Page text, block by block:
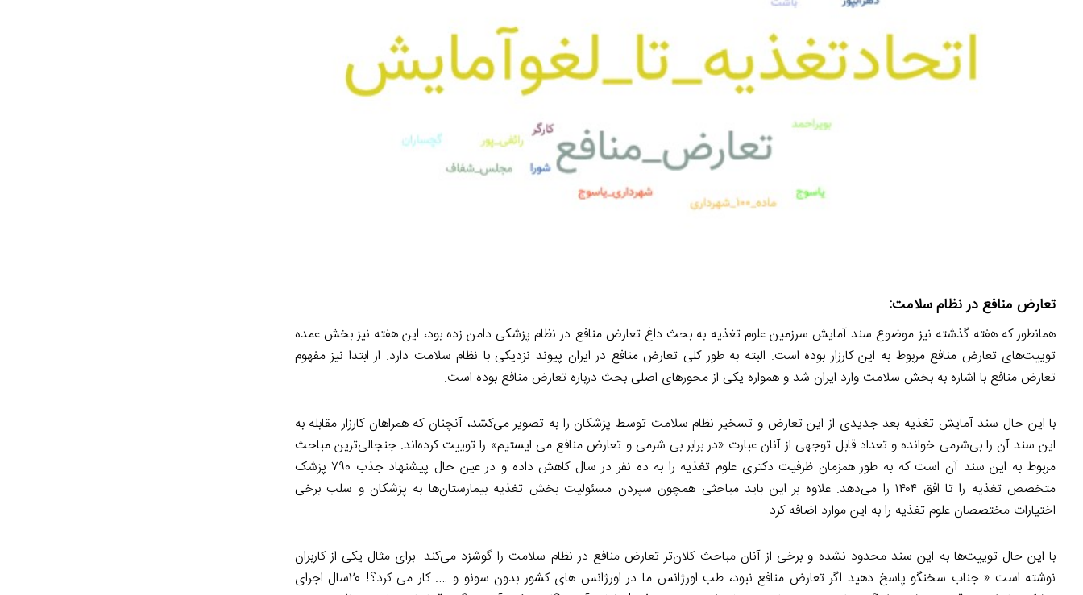
تعارض منافع در نظام سلامت:
همانطور که هفته گذشته نیز موضوع سند آمایش سرزمین علوم تغذیه به بحث داغ تعارض منافع در نظام پزشکی دامن زده بود، این هفته نیز بخش عمده
توییت‌های تعارض منافع مربوط به این کارزار بوده است. البته به طور کلی تعارض منافع در ایران پیوند نزدیکی با نظام سلامت دارد. از ابتدا نیز مفهوم
تعارض منافع با اشاره به بخش سلامت وارد ایران شد و همواره یکی از محورهای اصلی بحث درباره تعارض منافع بوده است.
با این حال سند آمایش تغذیه بعد جدیدی از این تعارض و تسخیر نظام سلامت توسط پزشکان را به تصویر می‌کشد، آنچنان که همراهان کارزار مقابله به
این سند آن را بی‌شرمی خوانده و تعداد قابل توجهی از آنان عبارت «در برابر بی شرمی و تعارض منافع می ایستیم» را توییت کرده‌اند. جنجالی‌ترین مباحث
مربوط به این سند آن است که به طور همزمان ظرفیت دکتری علوم تغذیه را به ده نفر در سال کاهش داده و در عین حال پیشنهاد جذب ۷۹۰ پزشک
متخصص تغذیه را تا افق ۱۴۰۴ را می‌دهد. علاوه بر این باید مباحثی همچون سپردن مسئولیت بخش تغذیه بیمارستان‌ها به پزشکان و سلب برخی
اختیارات مختصصان علوم تغذیه را به این موارد اضافه کرد.
با این حال توییت‌ها به این سند محدود نشده و برخی از آنان مباحث کلان‌تر تعارض منافع در نظام سلامت را گوشزد می‌کند. برای مثال یکی از کاربران
نوشته است « جناب سخنگو پاسخ دهید اگر تعارض منافع نبود، طب اورژانس ما در اورژانس های کشور بدون سونو و …. کار می کرد؟! ۲۰سال اجرای